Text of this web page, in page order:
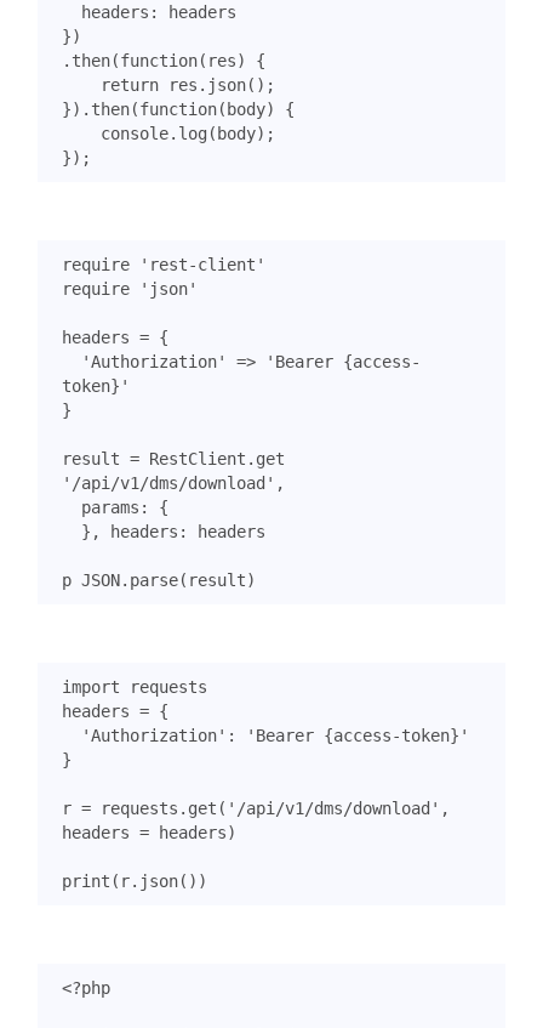
headers :
headers
})
. then(function( res)
{
return
res . json();
}). then(function(body)
{
console. log (body);
});
require
'rest-client'
require
'json'
headers = {
'Authorization'
=>
'Bearer {access-
token}'
}
result = RestClient . get
'/api/v1/dms/download' ,
params :
{
},
headers : headers
p JSON. parse( result)
import
requests
headers = {
'Authorization' :
'Bearer {access-token}'
}
r = requests . get ( '/api/v1/dms/download' ,
headers = headers)
print ( r. json())
<?php